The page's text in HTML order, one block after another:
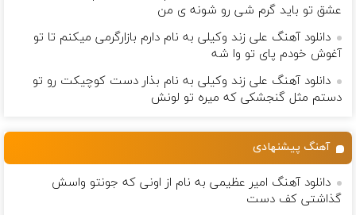
عشق تو باید گرم شی رو شونه ى من
دانلود آهنگ علی زند وکیلی به نام دارم بازارگرمی میكنم تا تو
آغوش خودم پای تو وا شه
دانلود آهنگ علی زند وکیلی به نام بذار دست كوچیكت رو تو
دستم مثل گنجشكی كه میره تو لونش
آهنگ پیشنهادی
دانلود آهنگ امیر عظیمی به نام از اوﻧﻰ ﻛﻪ ﺟﻮﻧﺘﻮ واﺳﺶ
ﮔﺬاﺷﺘﻰ ﻛﻒ دﺳﺖ